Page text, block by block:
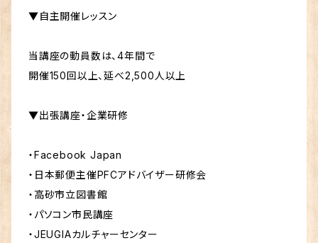
▼自主開催レッスン
当講座の動員数は、4年間で
開催150回以上、延べ2,500人以上
▼出張講座・企業研修
・Facebook Japan
・日本郵便主催PFCアドバイザー研修会
・高砂市立図書館
・パソコン市民講座
・JEUGIAカルチャーセンター